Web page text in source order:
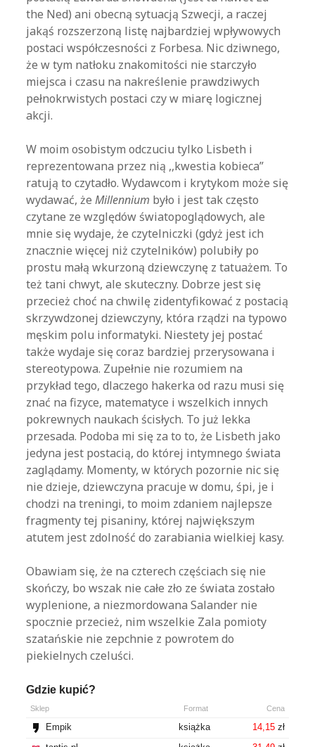
the Ned) ani obecną sytuacją Szwecji, a raczej
jakąś rozszerzoną listę najbardziej wpływowych
postaci współczesności z Forbesa. Nic dziwnego,
że w tym natłoku znakomitości nie starczyło
miejsca i czasu na nakreślenie prawdziwych
pełnokrwistych postaci czy w miarę logicznej
akcji.
W moim osobistym odczuciu tylko Lisbeth i
reprezentowana przez nią ,,kwestia kobieca”
ratują to czytadło. Wydawcom i krytykom może się
wydawać, żeMillennium było i jest tak często
czytane ze względów światopoglądowych, ale
mnie się wydaje, że czytelniczki (gdyż jest ich
znacznie więcej niż czytelników) polubiły po
prostu małą wkurzoną dziewczynę z tatuażem. To
też tani chwyt, ale skuteczny. Dobrze jest się
przecież choć na chwilę zidentyfikować z postacią
skrzywdzonej dziewczyny, która rządzi na typowo
męskim polu informatyki. Niestety jej postać
także wydaje się coraz bardziej przerysowana i
stereotypowa. Zupełnie nie rozumiem na
przykład tego, dlaczego hakerka od razu musi się
znać na fizyce, matematyce i wszelkich innych
pokrewnych naukach ścisłych. To już lekka
przesada. Podoba mi się za to to, że Lisbeth jako
jedyna jest postacią, do której intymnego świata
zaglądamy. Momenty, w których pozornie nic się
nie dzieje, dziewczyna pracuje w domu, śpi, je i
chodzi na treningi, to moim zdaniem najlepsze
fragmenty tej pisaniny, której największym
atutem jest zdolność do zarabiania wielkiej kasy.
Obawiam się, że na czterech częściach się nie
skończy, bo wszak nie całe zło ze świata zostało
wyplenione, a niezmordowana Salander nie
spocznie przecież, nim wszelkie Zala pomioty
szatańskie nie zepchnie z powrotem do
piekielnych czeluści.
Gdzie kupić?
Sklep Format Cena
Empik książka 14,15zł